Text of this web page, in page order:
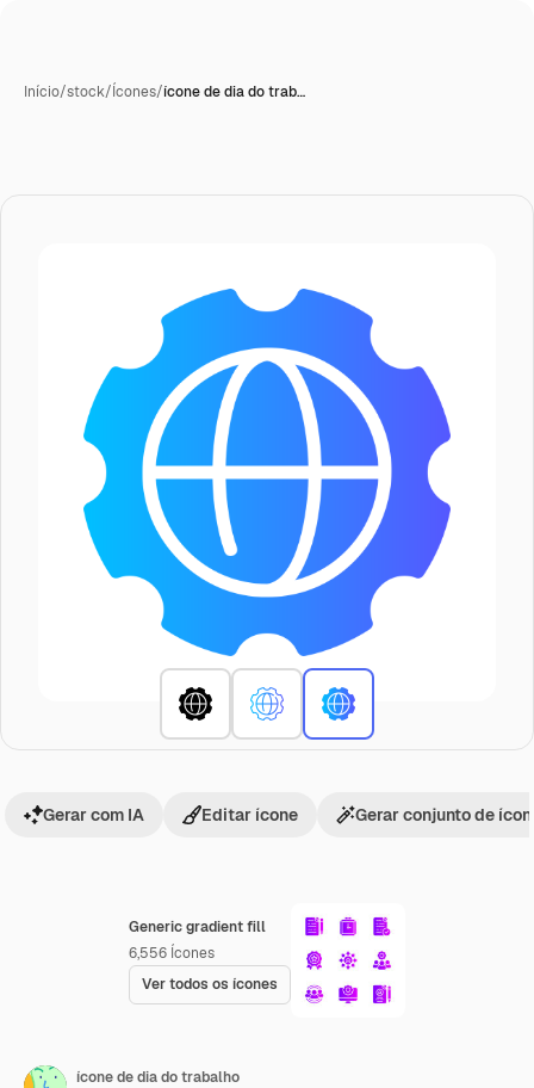
Início/stock/Ícones/ícone de dia do trab…
Generic gradient fill
6,556 Ícones
Ver todos os ícones
Gerar com IA Editar ícone Gerar conjunto de
ícone de dia do trabalho